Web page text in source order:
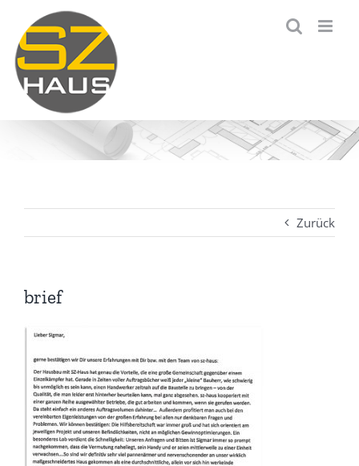
Inhalt
springen
Zurück
brief